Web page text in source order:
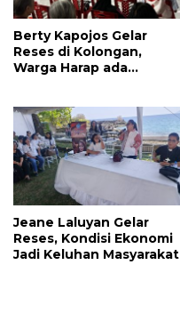
Berty Kapojos Gelar
Reses di Kolongan,
Warga Harap ada
Jeane Laluyan Gelar
Reses, Kondisi Ekonomi
Jadi Keluhan Masyarakat